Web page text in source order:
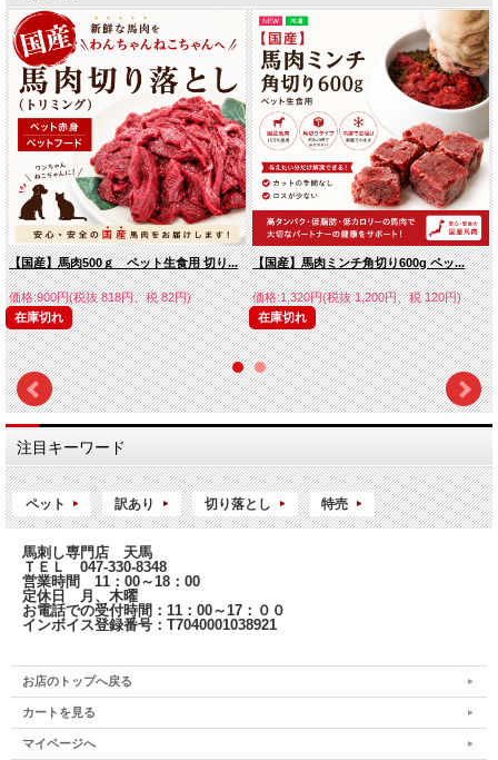
【国産】馬肉500ｇ ペット生食用 切り...
価格:900円(税抜 818円、税 82円)
在庫切れ
【国産】馬肉ミンチ角切り600g ペッ...
価格:1,320円(税抜 1,200円、税 120円)
在庫切れ
注目キーワード
ペット 訳あり 切り落とし 特売
馬刺し専門店 天馬
ＴＥＬ 047-330-8348
営業時間 11：00～18：00
定休日 月、木曜
お電話での受付時間：11：00～17：００
インボイス登録番号：T7040001038921
お店のトップへ戻る
カートを見る
マイページへ